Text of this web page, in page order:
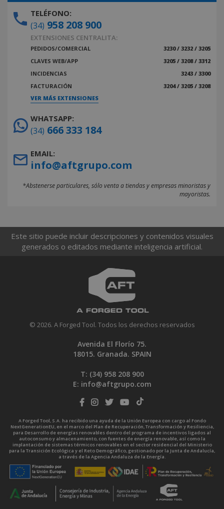
TELÉFONO:
(34) 958 208 900
EXTENSIONES CENTRALITA:
PEDIDOS/COMERCIAL
3230 / 3232 / 3205
CLAVES WEB/APP
3205 / 3208 / 3312
INCIDENCIAS
3243 / 3300
FACTURACIÓN
3204 / 3205 / 3208
VER MÁS EXTENSIONES
WHATSAPP:
(34) 666 333 184
EMAIL:
info@aftgrupo.com
*Abstenerse particulares, sólo venta a tiendas y empresas minoristas y
mayoristas.
Este sitio puede incluir descripciones y contenidos visuales
generados o editados mediante inteligencia artificial.
© 2026. A Forged Tool. Todos los derechos reservados
Avenida El Florío 75.
18015. Granada. SPAIN
T: (34) 958 208 900
E: info@aftgrupo.com
A Forged Tool, S.A. ha recibido una ayuda de la Unión Europea con cargo al Fondo
NextGenerationEU, en el marco del Plan de Recuperación, Transformación y Resiliencia,
para Desarrollo de energías renovables dentro del programa de incentivos ligados al
autoconsumo y almacenamiento, con fuentes de energía renovable, así como la
implantación de sistemas térmicos renovables en el sector residencial del Ministerio
para la Transición Ecológica y el Reto Demográfico, gestionado por la Junta de Andalucía,
a través de la Agencia Andaluza de la Energía.